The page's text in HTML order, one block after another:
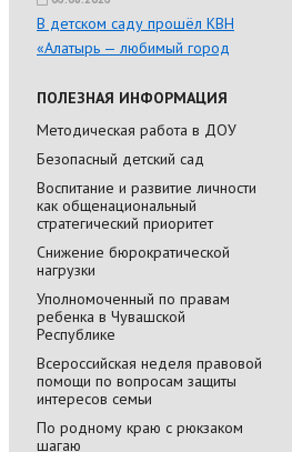
В детском саду прошёл КВН
«Алатырь — любимый город
ПОЛЕЗНАЯ ИНФОРМАЦИЯ
Методическая работа в ДОУ
Безопасный детский сад
Воспитание и развитие личности
как общенациональный
стратегический приоритет
Снижение бюрократической
нагрузки
Уполномоченный по правам
ребенка в Чувашской
Республике
Всероссийская неделя правовой
помощи по вопросам защиты
интересов семьи
По родному краю с рюкзаком
шагаю